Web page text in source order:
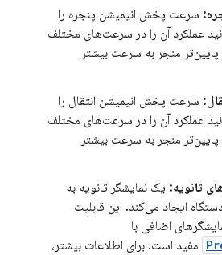
سرعت پخش انیمیشن پنجره را
عملکرد آن را در سرعت‌های مختلف
منجر به سرعت بیشتر
سرعت پخش انیمیشن انتقال را
عملکرد آن را در سرعت‌های مختلف
منجر به سرعت بیشتر
ثانویه: یک نمایشگر ثانویه به
ایجاد می‌کند. این قابلیت
اضافی با
API مفید است. برای اطلاعات بیشتر،